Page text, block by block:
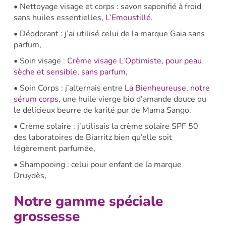
• Nettoyage visage et corps : savon saponifié à froid
sans huiles essentielles, L’Emoustillé.
• Déodorant : j’ai utilisé celui de la marque Gaia sans
parfum,
• Soin visage : Crème visage L’Optimiste, pour peau
sèche et sensible, sans parfum,
• Soin Corps : j’alternais entre La Bienheureuse, notre
sérum corps, une huile vierge bio d’amande douce ou
le délicieux beurre de karité pur de Mama Sango.
• Crème solaire : j’utilisais la crème solaire SPF 50
des laboratoires de Biarritz bien qu’elle soit
légèrement parfumée,
• Shampooing : celui pour enfant de la marque
Druydès,
Notre gamme spéciale
grossesse